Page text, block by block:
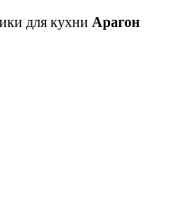
для кухни Арагон